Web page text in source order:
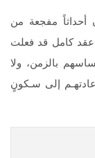
أحداثاً مفجعة من
عقد كامل قد فعلت
بالزمن، ولا
إلى سـكونٍ